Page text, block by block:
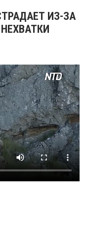
ИЗ-ЗА